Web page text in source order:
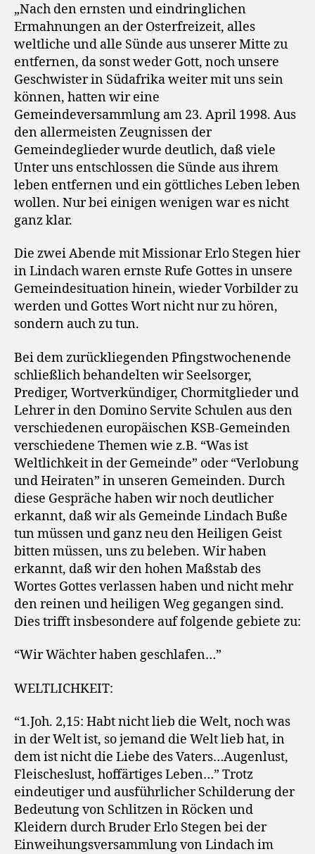
„Nach den ernsten und eindringlichen
Ermahnungen an der Osterfreizeit, alles
weltliche und alle Sünde aus unserer Mitte zu
entfernen, da sonst weder Gott, noch unsere
Geschwister in Südafrika weiter mit uns sein
können, hatten wir eine
Gemeindeversammlung am 23. April 1998. Aus
den allermeisten Zeugnissen der
Gemeindeglieder wurde deutlich, daß viele
Unter uns entschlossen die Sünde aus ihrem
leben entfernen und ein göttliches Leben leben
wollen. Nur bei einigen wenigen war es nicht
ganz klar.
Die zwei Abende mit Missionar Erlo Stegen hier
in Lindach waren ernste Rufe Gottes in unsere
Gemeindesituation hinein, wieder Vorbilder zu
werden und Gottes Wort nicht nur zu hören,
sondern auch zu tun.
Bei dem zurückliegenden Pfingstwochenende
schließlich behandelten wir Seelsorger,
Prediger, Wortverkündiger, Chormitglieder und
Lehrer in den Domino Servite Schulen aus den
verschiedenen europäischen KSB-Gemeinden
verschiedene Themen wie z.B. “Was ist
Weltlichkeit in der Gemeinde” oder “Verlobung
und Heiraten” in unseren Gemeinden. Durch
diese Gespräche haben wir noch deutlicher
erkannt, daß wir als Gemeinde Lindach Buße
tun müssen und ganz neu den Heiligen Geist
bitten müssen, uns zu beleben. Wir haben
erkannt, daß wir den hohen Maßstab des
Wortes Gottes verlassen haben und nicht mehr
den reinen und heiligen Weg gegangen sind.
Dies trifft insbesondere auf folgende gebiete zu:
“Wir Wächter haben geschlafen…”
WELTLICHKEIT:
“1.Joh. 2,15: Habt nicht lieb die Welt, noch was
in der Welt ist, so jemand die Welt lieb hat, in
dem ist nicht die Liebe des Vaters…Augenlust,
Fleischeslust, hoffärtiges Leben…” Trotz
eindeutiger und ausführlicher Schilderung der
Bedeutung von Schlitzen in Röcken und
Kleidern durch Bruder Erlo Stegen bei der
Einweihungsversammlung von Lindach im